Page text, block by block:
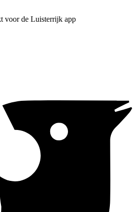
voor de Luisterrijk app